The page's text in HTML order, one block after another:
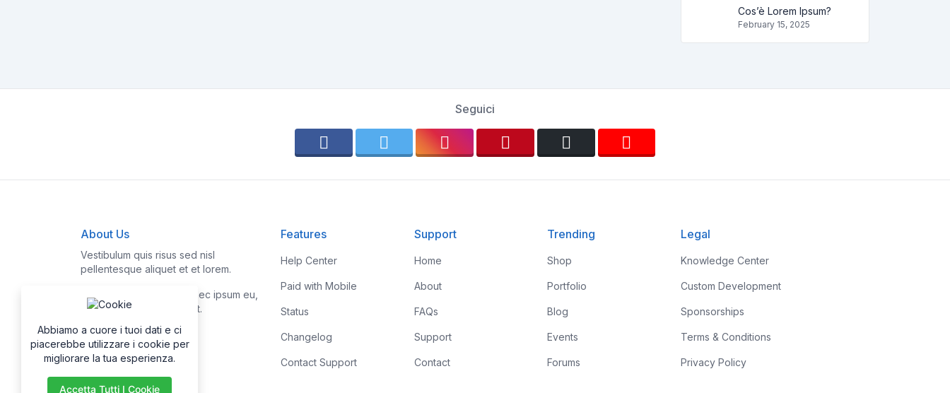
Cos’è Lorem Ipsum?
February 15, 2025
Seguici
About Us
Vestibulum quis risus sed nisl
pellentesque aliquet et et lorem.
Fusce nibh nisl, gravida nec ipsum eu,
feugiat condimentum velit.
Features
Help Center
Paid with Mobile
Status
Changelog
Contact Support
Support
Home
About
FAQs
Support
Contact
Trending
Shop
Portfolio
Blog
Events
Forums
Legal
Knowledge Center
Custom Development
Sponsorships
Terms & Conditions
Privacy Policy
Abbiamo a cuore i tuoi dati e ci
piacerebbe utilizzare i cookie per
migliorare la tua esperienza.
Accetta Tutti I Cookie